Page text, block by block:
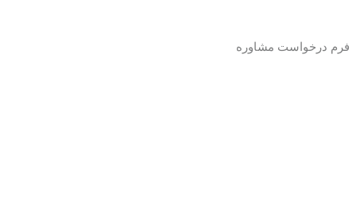
فرم درخواست مشاوره